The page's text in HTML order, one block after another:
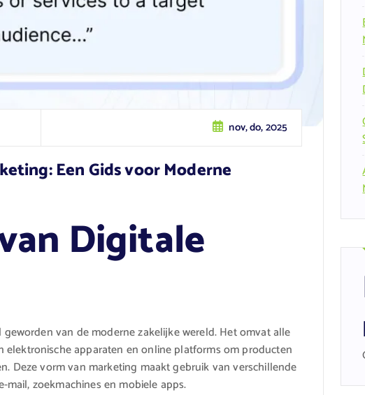
nov, do, 2025
Een Gids voor Moderne
Digitale
van de moderne zakelijke wereld. Het omvat alle
apparaten en online platforms om producten
Deze vorm van marketing maakt gebruik van verschillende
mail, zoekmachines en mobiele apps.